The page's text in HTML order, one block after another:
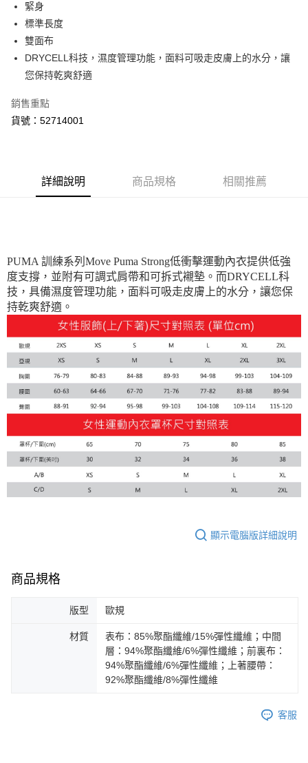
悠遊付
Google Pay
貨到付款
付款後全家取貨
每筆NT$100，滿NT$1,800(含以上)免運費
每筆NT$180
緊身
標準長度
雙面布
DRYCELL科技，濕度管理功能，面料可吸走皮膚上的水分，讓
您保持乾爽舒適
銷售重點
貨號：52714001
詳細說明 商品規格 相關推薦
PUMA 訓練系列Move Puma Strong低衝擊運動內衣提供低強
度支撐，並附有可調式肩帶和可拆式襯墊。而DRYCELL科
技，具備濕度管理功能，面料可吸走皮膚上的水分，讓您保
持乾爽舒適。
顯示電腦版詳細說明
商品規格
版型 歐規
材質
表布：85%聚酯纖維/15%彈性纖維；中間
層：94%聚酯纖維/6%彈性纖維；前裏布：
94%聚酯纖維/6%彈性纖維；上著腰帶：
92%聚酯纖維/8%彈性纖維
客服